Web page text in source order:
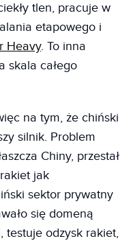
tlen, pracuje w
etapowego i
Heavy. To inna
skala całego
na tym, że chiński
silnik. Problem
Chiny, przestał
jak
sektor prywatny
się domeną
testuje odzysk rakiet,